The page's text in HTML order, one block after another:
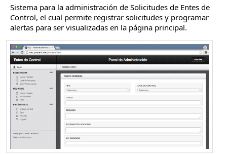
Sistema para la administración de Solicitudes de Entes de
Control, el cual permite registrar solicitudes y programar
alertas para ser visualizadas en la página principal.